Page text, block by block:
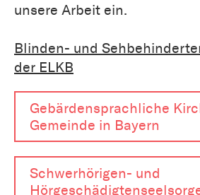
unsere Arbeit ein.
Blinden- und
der ELKB
Gebärden­sprachliche
Gemeinde in Bayern
Schwerhörigen- und